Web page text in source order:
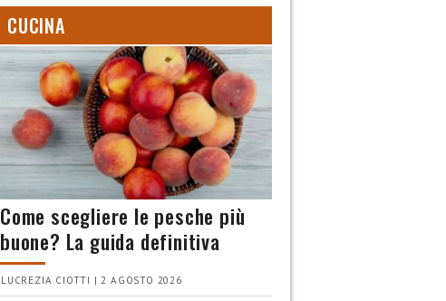
CUCINA
Come scegliere le pesche più
buone? La guida definitiva
LUCREZIA CIOTTI | 2 AGOSTO 2026